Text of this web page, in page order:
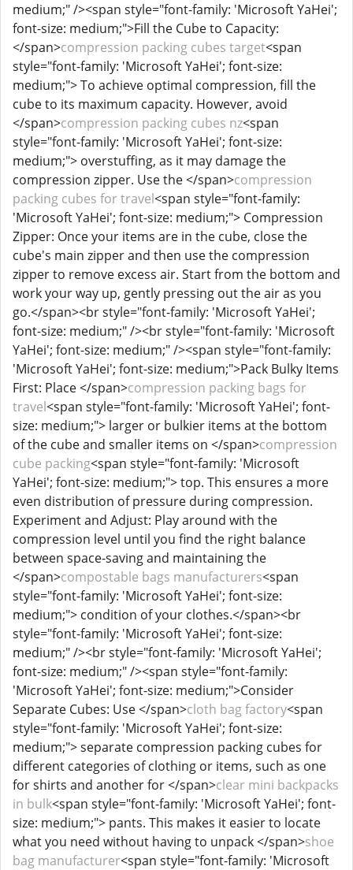
medium;" /><span style="font-family: 'Microsoft YaHei';
font-size: medium;">Fill the Cube to Capacity:
</span>compression packing cubes target<span
style="font-family: 'Microsoft YaHei'; font-size:
medium;"> To achieve optimal compression, fill the
cube to its maximum capacity. However, avoid
</span>compression packing cubes nz<span
style="font-family: 'Microsoft YaHei'; font-size:
medium;"> overstuffing, as it may damage the
compression zipper. Use the </span>compression
packing cubes for travel<span style="font-family:
'Microsoft YaHei'; font-size: medium;"> Compression
Zipper: Once your items are in the cube, close the
cube's main zipper and then use the compression
zipper to remove excess air. Start from the bottom and
work your way up, gently pressing out the air as you
go.</span><br style="font-family: 'Microsoft YaHei';
font-size: medium;" /><br style="font-family: 'Microsoft
YaHei'; font-size: medium;" /><span style="font-family:
'Microsoft YaHei'; font-size: medium;">Pack Bulky Items
First: Place </span>compression packing bags for
travel<span style="font-family: 'Microsoft YaHei'; font-
size: medium;"> larger or bulkier items at the bottom
of the cube and smaller items on </span>compression
cube packing<span style="font-family: 'Microsoft
YaHei'; font-size: medium;"> top. This ensures a more
even distribution of pressure during compression.
Experiment and Adjust: Play around with the
compression level until you find the right balance
between space-saving and maintaining the
</span>compostable bags manufacturers<span
style="font-family: 'Microsoft YaHei'; font-size:
medium;"> condition of your clothes.</span><br
style="font-family: 'Microsoft YaHei'; font-size:
medium;" /><br style="font-family: 'Microsoft YaHei';
font-size: medium;" /><span style="font-family:
'Microsoft YaHei'; font-size: medium;">Consider
Separate Cubes: Use </span>cloth bag factory<span
style="font-family: 'Microsoft YaHei'; font-size:
medium;"> separate compression packing cubes for
different categories of clothing or items, such as one
for shirts and another for </span>clear mini backpacks
in bulk<span style="font-family: 'Microsoft YaHei'; font-
size: medium;"> pants. This makes it easier to locate
what you need without having to unpack </span>shoe
bag manufacturer<span style="font-family: 'Microsoft